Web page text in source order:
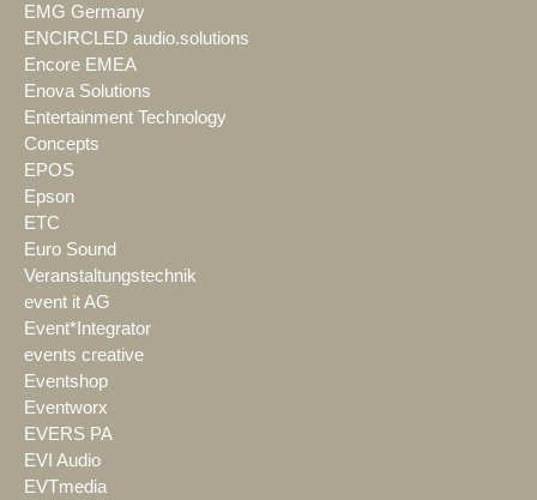
EMG Germany
ENCIRCLED audio.solutions
Encore EMEA
Enova Solutions
Entertainment Technology
Concepts
EPOS
Epson
ETC
Euro Sound
Veranstaltungstechnik
event it AG
Event*Integrator
events creative
Eventshop
Eventworx
EVERS PA
EVI Audio
EVTmedia